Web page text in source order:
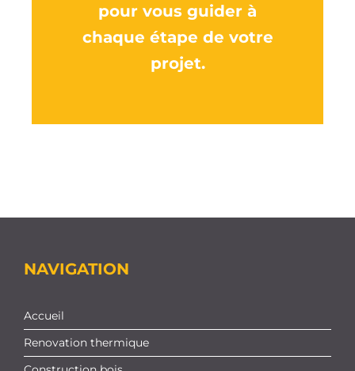
pour vous guider à
chaque étape de votre
projet.
NAVIGATION
Accueil
Renovation thermique